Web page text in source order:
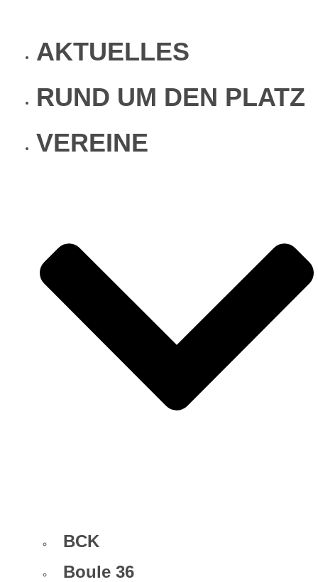
AKTUELLES
RUND UM DEN PLATZ
VEREINE
BCK
Boule 36